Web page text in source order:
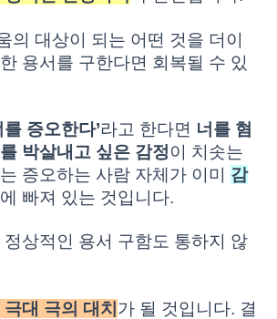
의 대상이 되는 어떤 것을 더이
용서를 구한다면 회복될 수 있
를 증오한다’라고 한다면 너를 혐
박살내고 싶은 감정이 치솟는
증오하는 사람 자체가 이미 감
에 빠져 있는 것입니다.
정상적인 용서 구함도 통하지 않
대 극의 대치 가 될 것입니다. 결